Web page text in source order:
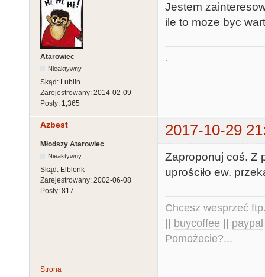
Atarowiec
Nieaktywny
Skąd: Lublin
Zarejestrowany: 2014-02-09
Posty: 1,365
Jestem
ile to moze byc
.
Azbest 2017-10-29
Młodszy Atarowiec
Nieaktywny
Skąd: Elblonk
Zarejestrowany: 2002-06-08
Posty: 817
Zaproponuj coś. Z
uprościło ew.
Chcesz wesprzeć
buycoffee paypal
Pomożecie?...
Strona